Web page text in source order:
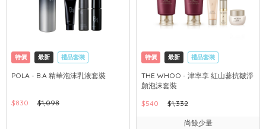
特價 最新 禮品套裝
網購店取 可中國內地配送
POLA - B.A 精華泡沫乳液套裝
$830 $1,098
特價 最新 禮品套裝
網購店取 可中國內地配送
THE WHOO - 津率享 紅山蔘抗皺淨
顏泡沫套裝
$540
$1,332
尚餘少量